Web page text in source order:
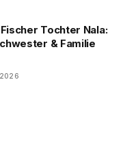
Tochter Nala:
& Familie